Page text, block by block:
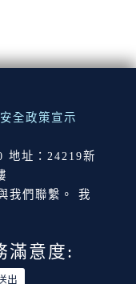
全政策宣示
地址：24219新
我們聯繫。 我
滿意度: